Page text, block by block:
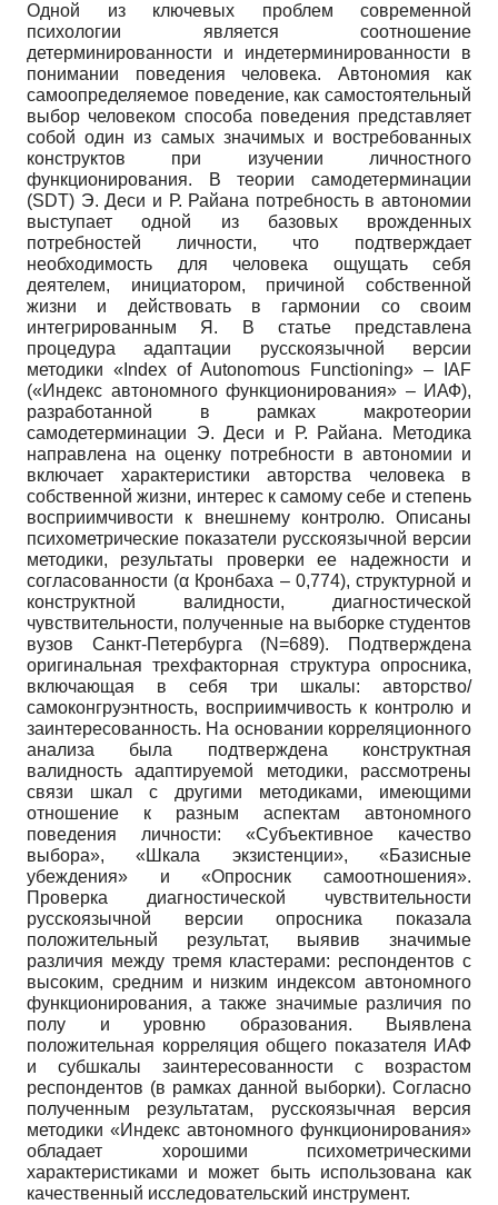
Одной из ключевых проблем современной
психологии является соотношение
детерминированности и индетерминированности в
понимании поведения человека. Автономия как
самоопределяемое поведение, как самостоятельный
выбор человеком способа поведения представляет
собой один из самых значимых и востребованных
конструктов при изучении личностного
функционирования. В теории самодетерминации
(SDT) Э. Деси и Р. Райана потребность в автономии
выступает одной из базовых врожденных
потребностей личности, что подтверждает
необходимость для человека ощущать себя
деятелем, инициатором, причиной собственной
жизни и действовать в гармонии со своим
интегрированным Я. В статье представлена
процедура адаптации русскоязычной версии
методики «Index of Autonomous Functioning» – IAF
(«Индекс автономного функционирования» – ИАФ),
разработанной в рамках макротеории
самодетерминации Э. Деси и Р. Райана. Методика
направлена на оценку потребности в автономии и
включает характеристики авторства человека в
собственной жизни, интерес к самому себе и степень
восприимчивости к внешнему контролю. Описаны
психометрические показатели русскоязычной версии
методики, результаты проверки ее надежности и
согласованности (α Кронбаха – 0,774), структурной и
конструктной валидности, диагностической
чувствительности, полученные на выборке студентов
вузов Санкт-Петербурга (N=689). Подтверждена
оригинальная трехфакторная структура опросника,
включающая в себя три шкалы: авторство/
самоконгруэнтность, восприимчивость к контролю и
заинтересованность. На основании корреляционного
анализа была подтверждена конструктная
валидность адаптируемой методики, рассмотрены
связи шкал с другими методиками, имеющими
отношение к разным аспектам автономного
поведения личности: «Субъективное качество
выбора», «Шкала экзистенции», «Базисные
убеждения» и «Опросник самоотношения».
Проверка диагностической чувствительности
русскоязычной версии опросника показала
положительный результат, выявив значимые
различия между тремя кластерами: респондентов с
высоким, средним и низким индексом автономного
функционирования, а также значимые различия по
полу и уровню образования. Выявлена
положительная корреляция общего показателя ИАФ
и субшкалы заинтересованности с возрастом
респондентов (в рамках данной выборки). Согласно
полученным результатам, русскоязычная версия
методики «Индекс автономного функционирования»
обладает хорошими психометрическими
характеристиками и может быть использована как
качественный исследовательский инструмент.